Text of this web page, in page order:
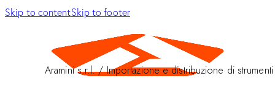
Skip to contentSkip to footer
Aramini s.r.l. / Importazione e distribuzione di strumenti